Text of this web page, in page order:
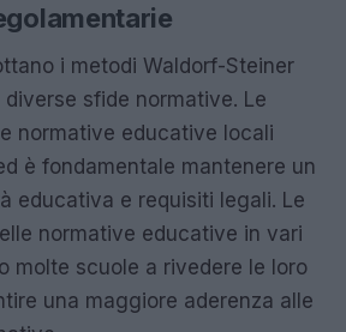
i metodi Waldorf-Steiner
sfide normative. Le
normative educative locali
è fondamentale mantenere un
educativa e requisiti legali. Le
normative educative in vari
molte scuole a rivedere le loro
una maggiore aderenza alle